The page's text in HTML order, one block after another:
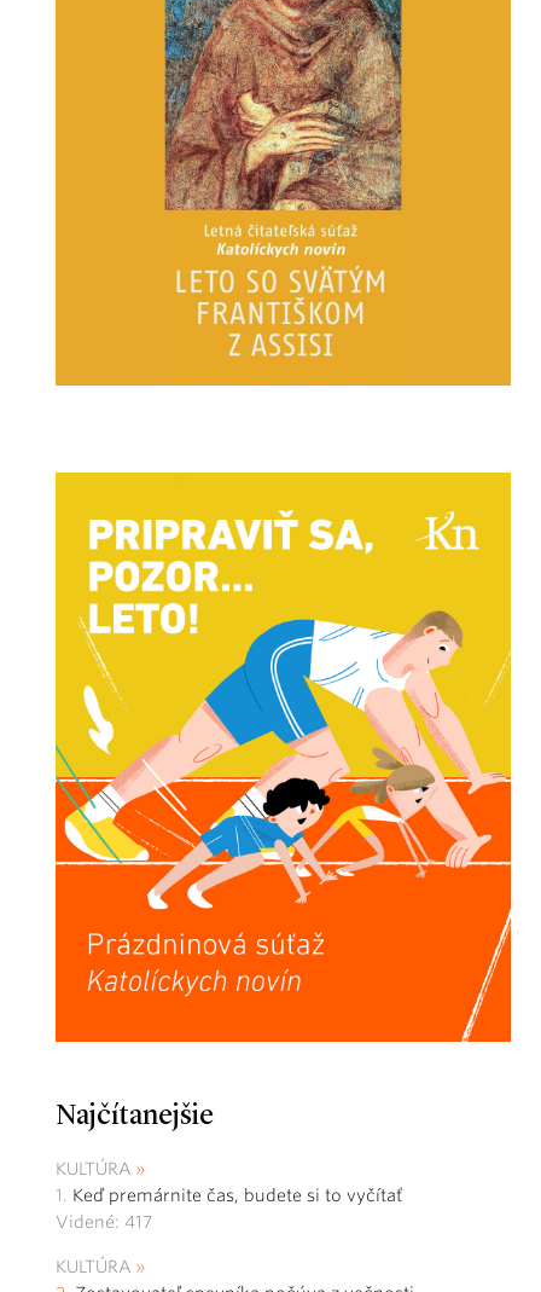
Najčítanejšie
KULTÚRA
Keď premárnite čas, budete si to vyčítať
Videné: 417
KULTÚRA